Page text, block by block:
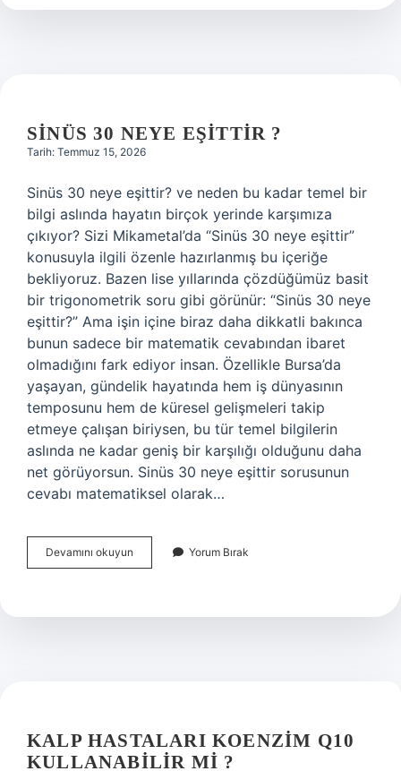
SINÜS 30 NEYE EŞITTIR ?
Tarih: Temmuz 15, 2026
Sinüs 30 neye eşittir? ve neden bu kadar temel bir
bilgi aslında hayatın birçok yerinde karşımıza
çıkıyor? Sizi Mikametal’da “Sinüs 30 neye eşittir”
konusuyla ilgili özenle hazırlanmış bu içeriğe
bekliyoruz. Bazen lise yıllarında çözdüğümüz basit
bir trigonometrik soru gibi görünür: “Sinüs 30 neye
eşittir?” Ama işin içine biraz daha dikkatli bakınca
bunun sadece bir matematik cevabından ibaret
olmadığını fark ediyor insan. Özellikle Bursa’da
yaşayan, gündelik hayatında hem iş dünyasının
temposunu hem de küresel gelişmeleri takip
etmeye çalışan biriysen, bu tür temel bilgilerin
aslında ne kadar geniş bir karşılığı olduğunu daha
net görüyorsun. Sinüs 30 neye eşittir sorusunun
cevabı matematiksel olarak…
Devamını okuyun
30
?
Yorum Bırak
KALP HASTALARI KOENZIM Q10
KULLANABILIR MI ?